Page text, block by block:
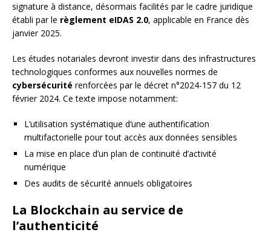
signature à distance, désormais facilités par le cadre juridique
établi par le règlement eIDAS 2.0, applicable en France dès
janvier 2025.
Les études notariales devront investir dans des infrastructures
technologiques conformes aux nouvelles normes de
cybersécurité renforcées par le décret n°2024-157 du 12
février 2024. Ce texte impose notamment:
L’utilisation systématique d’une authentification
multifactorielle pour tout accès aux données sensibles
La mise en place d’un plan de continuité d’activité
numérique
Des audits de sécurité annuels obligatoires
La Blockchain au service de
l’authenticité